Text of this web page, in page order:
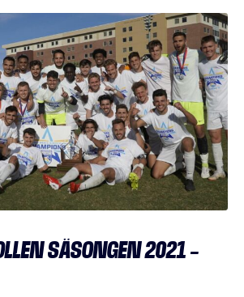
SÄSONGEN 2021 –